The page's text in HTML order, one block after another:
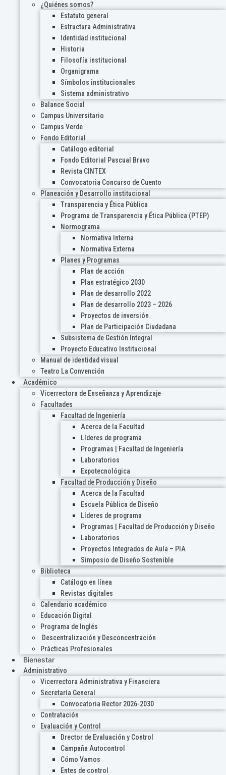
¿Quiénes somos?
Estatuto general
Estructura Administrativa
Identidad institucional
Historia
Filosofía institucional
Organigrama
Símbolos institucionales
Sistema administrativo
Balance Social
Campus Universitario
Campus Verde
Fondo Editorial
Catálogo editorial
Fondo Editorial Pascual Bravo
Revista CINTEX
Convocatoria Concurso de Cuento
Planeación y Desarrollo institucional
Transparencia y Ética Pública
Programa de Transparencia y Ética Pública (PTEP)
Normograma
Normativa Interna
Normativa Externa
Planes y Programas
Plan de acción
Plan estratégico 2030
Plan de desarrollo 2022
Plan de desarrollo 2023 – 2026
Proyectos de inversión
Plan de Participación Ciudadana
Subsistema de Gestión Integral
Proyecto Educativo Institucional
Manual de identidad visual
Teatro La Convención
Académico
Vicerrectora de Enseñanza y Aprendizaje
Facultades
Facultad de Ingeniería
Acerca de la Facultad
Líderes de programa
Programas | Facultad de Ingeniería
Laboratorios
Expotecnológica
Facultad de Producción y Diseño
Acerca de la Facultad
Escuela Pública de Diseño
Líderes de programa
Programas | Facultad de Producción y Diseño
Laboratorios
Proyectos Integrados de Aula – PIA
Simposio de Diseño Sostenible
Biblioteca
Catálogo en línea
Revistas digitales
Calendario académico
Educación Digital
Programa de Inglés
Descentralización y Desconcentración
Prácticas Profesionales
Bienestar
Administrativo
Vicerrectora Administrativa y Financiera
Secretaría General
Convocatoria Rector 2026-2030
Contratación
Evaluación y Control
Drector de Evaluación y Control
Campaña Autocontrol
Cómo Vamos
Entes de control